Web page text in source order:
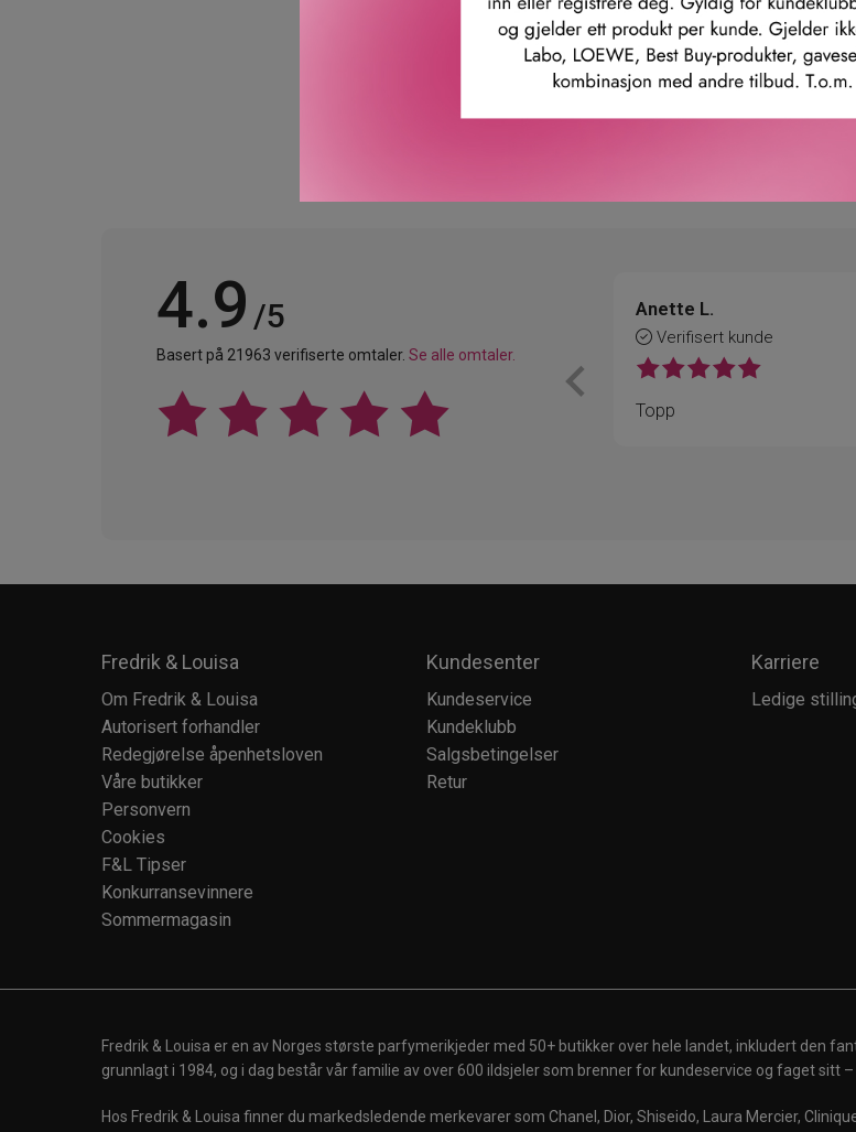
Leverandørs artikkelnummer: ess001b25
4.9 /5
Basert på 21963 verifiserte omtaler. Se alle omtaler.
Anette L.
Verifisert kunde
Topp
Fredrik & Louisa
Om Fredrik & Louisa
Autorisert forhandler
Redegjørelse åpenhetsloven
Våre butikker
Personvern
Cookies
F&L Tipser
Konkurransevinnere
Sommermagasin
Kundesenter
Kundeservice
Kundeklubb
Salgsbetingelser
Retur
Karriere
Ledige
Fredrik & Louisa er en av Norges største parfymerikjeder med 50+ butikker over hele landet, inkludert den
grunnlagt i 1984, og i dag består vår familie av over 600 ildsjeler som brenner for kundeservice og faget sitt
Hos Fredrik & Louisa finner du markedsledende merkevarer som Chanel, Dior, Shiseido, Laura Mercier,